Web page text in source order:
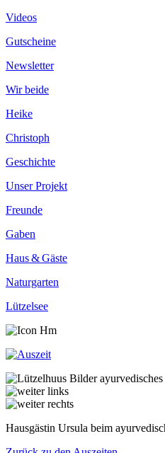
Videos
Gutscheine
Newsletter
Wir beide
Heike
Christoph
Geschichte
Unser Projekt
Freunde
Gaben
Haus & Gäste
Naturgarten
Lützelsee
Hausgästin Ursula beim